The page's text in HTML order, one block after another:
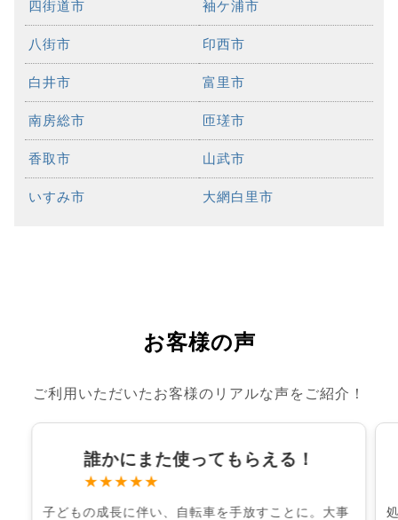
四街道市 袖ケ浦市
八街市 印西市
白井市 富里市
南房総市 匝瑳市
香取市 山武市
いすみ市 大網白里市
お客様の声
ご利用いただいたお客様のリアルな声をご紹介！
誰かにまた使ってもらえる！
★★★★★
子どもの成長に伴い、自転車を手放すことに。大事